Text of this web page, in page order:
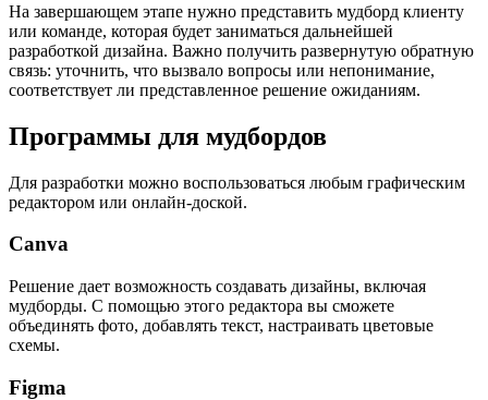
На завершающем этапе нужно представить мудборд клиенту
или команде, которая будет заниматься дальнейшей
разработкой дизайна. Важно получить развернутую обратную
связь: уточнить, что вызвало вопросы или непонимание,
соответствует ли представленное решение ожиданиям.
Программы для мудбордов
Для разработки можно воспользоваться любым графическим
редактором или онлайн-доской.
Canva
Решение дает возможность создавать дизайны, включая
мудборды. С помощью этого редактора вы сможете
объединять фото, добавлять текст, настраивать цветовые
схемы.
Figma